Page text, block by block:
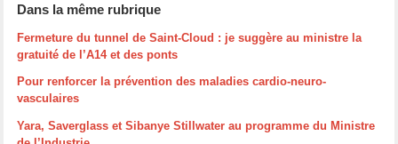
Dans la même rubrique
Fermeture du tunnel de Saint-Cloud : je suggère au ministre la
gratuité de l’A14 et des ponts
Pour renforcer la prévention des maladies cardio-neuro-
vasculaires
Yara, Saverglass et Sibanye Stillwater au programme du Ministre